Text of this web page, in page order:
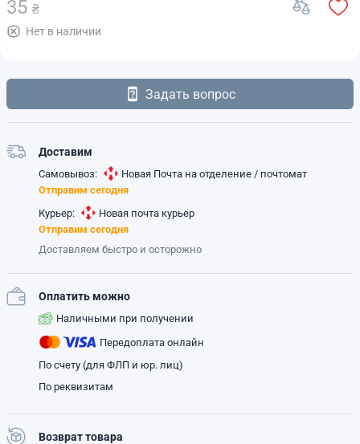
35 ₴
Нет в наличии
Задать вопрос
Доставим
Самовывоз:
Новая Почта на отделение / почтомат
Отправим сегодня
Курьер:
Новая почта курьер
Отправим сегодня
Доставляем быстро и осторожно
Оплатить можно
Наличными при получении
Передоплата онлайн
По счету (для ФЛП и юр. лиц)
По реквизитам
Возврат товара